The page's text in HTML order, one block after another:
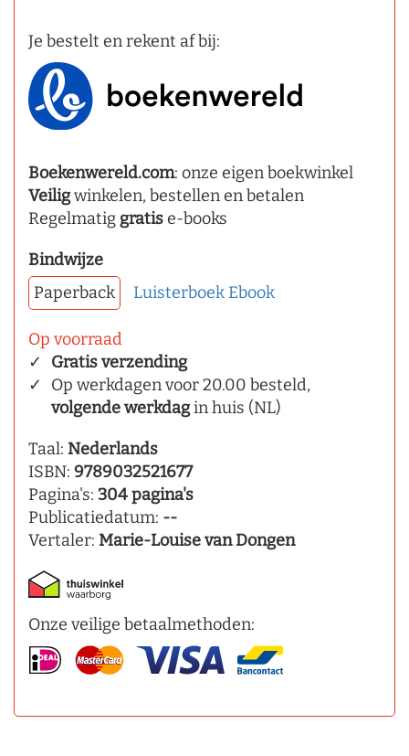
Je bestelt en rekent af bij:
Boekenwereld.com: onze eigen boekwinkel
Veiligwinkelen, bestellen en betalen
Regelmatig gratise-books
Bindwijze
Paperback
Luisterboek Ebook
Op voorraad
Gratis verzending
Op werkdagen voor 20.00 besteld,
volgende werkdagin huis (NL)
Taal: Nederlands
ISBN: 9789032521677
Pagina's: 304 pagina's
Publicatiedatum: --
Vertaler: Marie-Louise van Dongen
Onze veilige betaalmethoden: